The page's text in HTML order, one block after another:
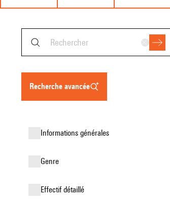
recherche avancée
informations générales
genre
effectif détaillé